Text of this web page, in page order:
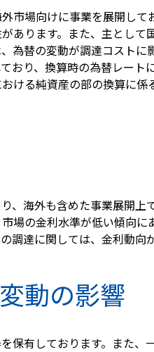
市場向けに事業を展開し
あります。また、主とし
為替の変動が調達コスト
おり、換算時の為替レー
ける純資産の部の換算に
、海外も含めた事業展開
場の金利水準が低い傾向
調達に関しては、金利動向
動の影響
保有しております。また